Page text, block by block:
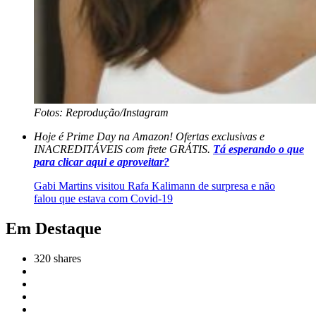
Fotos: Reprodução/Instagram
Hoje é Prime Day na Amazon! Ofertas exclusivas e
INACREDITÁVEIS com frete GRÁTIS. Tá esperando o que
para clicar aqui e aproveitar?
Gabi Martins visitou Rafa Kalimann de surpresa e não
falou que estava com Covid-19
Em Destaque
320 shares